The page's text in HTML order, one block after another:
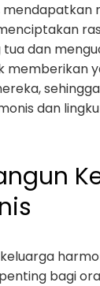
dan
memberikan
dan
bagi